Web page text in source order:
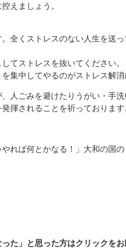
えましょう。
全くストレスのない人生を送
てストレスを抜いてください。
集中してやるのがストレス解消
人ごみを避けたりうがい・手洗
揮されることを祈っております
やれば何とかなる！」大和の国
った」と思った方はクリックをお